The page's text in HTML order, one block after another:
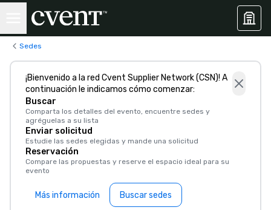
Sedes
¡Bienvenido a la red Cvent Supplier Network (CSN)! A
continuación le indicamos cómo comenzar:
Buscar
Comparta los detalles del evento, encuentre sedes y
agréguelas a su lista
Enviar solicitud
Estudie las sedes elegidas y mande una solicitud
Reservación
Compare las propuestas y reserve el espacio ideal para su
evento
Más información Buscar sedes